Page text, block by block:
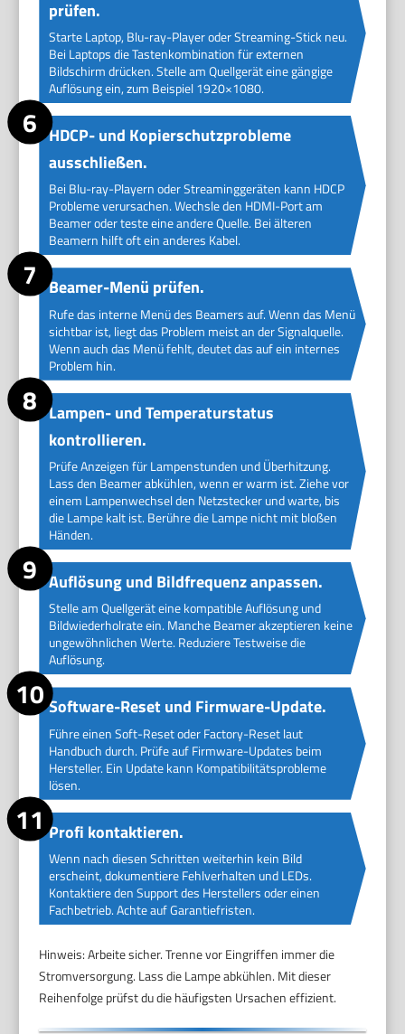
prüfen.
Starte Laptop, Blu-ray-Player oder Streaming-Stick neu.
Bei Laptops die Tastenkombination für externen
Bildschirm drücken. Stelle am Quellgerät eine gängige
Auflösung ein, zum Beispiel 1920×1080.
HDCP- und Kopierschutzprobleme
ausschließen.
Bei Blu-ray-Playern oder Streaminggeräten kann HDCP
Probleme verursachen. Wechsle den HDMI-Port am
Beamer oder teste eine andere Quelle. Bei älteren
Beamern hilft oft ein anderes Kabel.
Beamer-Menü prüfen.
Rufe das interne Menü des Beamers auf. Wenn das Menü
sichtbar ist, liegt das Problem meist an der Signalquelle.
Wenn auch das Menü fehlt, deutet das auf ein internes
Problem hin.
Lampen- und Temperaturstatus
kontrollieren.
Prüfe Anzeigen für Lampenstunden und Überhitzung.
Lass den Beamer abkühlen, wenn er warm ist. Ziehe vor
einem Lampenwechsel den Netzstecker und warte, bis
die Lampe kalt ist. Berühre die Lampe nicht mit bloßen
Händen.
Auflösung und Bildfrequenz anpassen.
Stelle am Quellgerät eine kompatible Auflösung und
Bildwiederholrate ein. Manche Beamer akzeptieren keine
ungewöhnlichen Werte. Reduziere Testweise die
Auflösung.
Software-Reset und Firmware-Update.
Führe einen Soft-Reset oder Factory-Reset laut
Handbuch durch. Prüfe auf Firmware-Updates beim
Hersteller. Ein Update kann Kompatibilitätsprobleme
lösen.
Profi kontaktieren.
Wenn nach diesen Schritten weiterhin kein Bild
erscheint, dokumentiere Fehlverhalten und LEDs.
Kontaktiere den Support des Herstellers oder einen
Fachbetrieb. Achte auf Garantiefristen.
Hinweis: Arbeite sicher. Trenne vor Eingriffen immer die
Stromversorgung. Lass die Lampe abkühlen. Mit dieser
Reihenfolge prüfst du die häufigsten Ursachen effizient.